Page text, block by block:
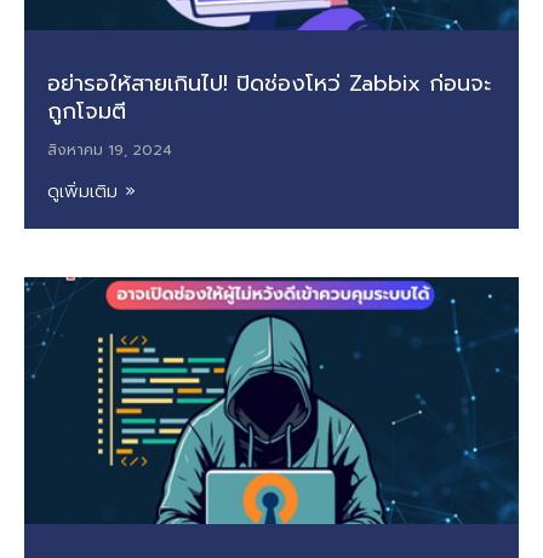
อย่ารอให้สายเกินไป! ปิดช่องโหว่ Zabbix ก่อนจะ
ถูกโจมตี
สิงหาคม 19, 2024
ดูเพิ่มเติม »